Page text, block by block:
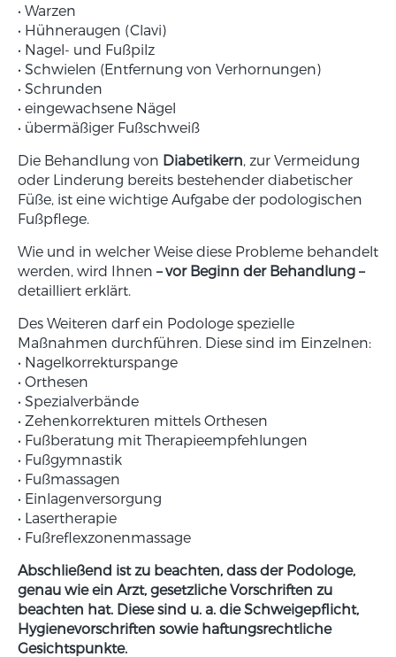
• Warzen
• Hühneraugen (Clavi)
• Nagel- und Fußpilz
• Schwielen (Entfernung von Verhornungen)
• Schrunden
• eingewachsene Nägel
• übermäßiger Fußschweiß
Die Behandlung von Diabetikern, zur Vermeidung
oder Linderung bereits bestehender diabetischer
Füße, ist eine wichtige Aufgabe der podologischen
Fußpflege.
Wie und in welcher Weise diese Probleme behandelt
werden, wird Ihnen – vor Beginn der Behandlung –
detailliert erklärt.
Des Weiteren darf ein Podologe spezielle
Maßnahmen durchführen. Diese sind im Einzelnen:
• Nagelkorrekturspange
• Orthesen
• Spezialverbände
• Zehenkorrekturen mittels Orthesen
• Fußberatung mit Therapieempfehlungen
• Fußgymnastik
• Fußmassagen
• Einlagenversorgung
• Lasertherapie
• Fußreflexzonenmassage
Abschließend ist zu beachten, dass der Podologe,
genau wie ein Arzt, gesetzliche Vorschriften zu
beachten hat. Diese sind u. a. die Schweigepflicht,
Hygienevorschriften sowie haftungsrechtliche
Gesichtspunkte.